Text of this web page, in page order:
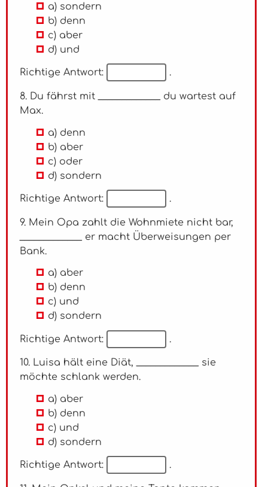
a) sondern
b) denn
c) aber
d) und
Richtige Antwort: .
8. Du fährst mit _____________ du wartest auf
Max.
a) denn
b) aber
c) oder
d) sondern
Richtige Antwort: .
9. Mein Opa zahlt die Wohnmiete nicht bar,
_____________ er macht Überweisungen per
Bank.
a) aber
b) denn
c) und
d) sondern
Richtige Antwort: .
10. Luisa hält eine Diät, _____________ sie
möchte schlank werden.
a) aber
b) denn
c) und
d) sondern
Richtige Antwort: .